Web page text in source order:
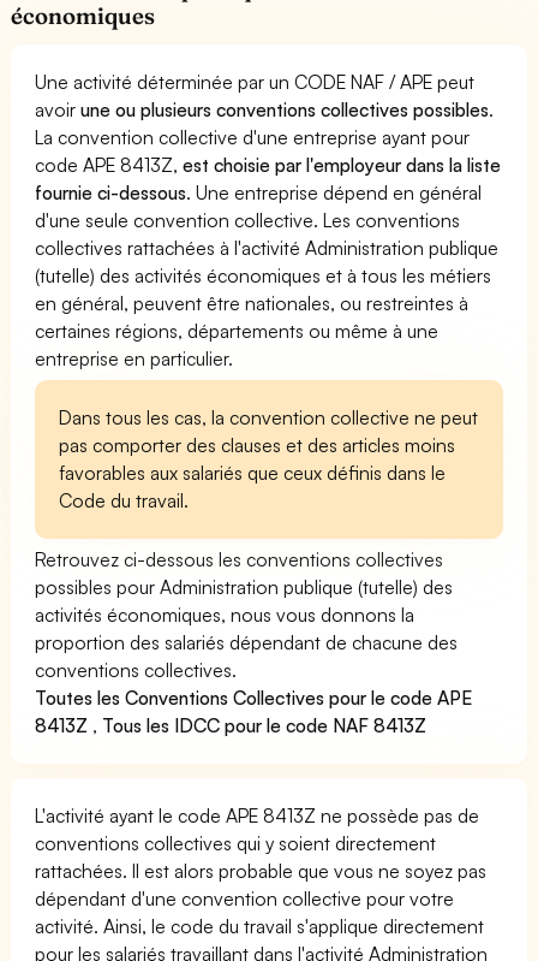
économiques
Une activité déterminée par un CODE NAF / APE peut
avoirune ou plusieurs conventions collectives possibles.
La convention collective d'une entreprise ayant pour
code APE 8413Z,est choisie par l'employeur dans la liste
fournie ci-dessous. Une entreprise dépend en général
d'une seule convention collective. Les conventions
collectives rattachées à l'activité Administration publique
(tutelle) des activités économiques et à tous les métiers
en général, peuvent être nationales, ou restreintes à
certaines régions, départements ou même à une
entreprise en particulier.
Dans tous les cas, la convention collective ne peut
pas comporter des clauses et des articles moins
favorables aux salariés que ceux définis dans le
Code du travail.
Retrouvez ci-dessous les conventions collectives
possibles pour Administration publique (tutelle) des
activités économiques, nous vous donnons la
proportion des salariés dépendant de chacune des
conventions collectives.
Toutes les Conventions Collectives pour le code APE
8413Z , Tous les IDCC pour le code NAF 8413Z
L'activité ayant le code APE 8413Z ne possède pas de
conventions collectives qui y soient directement
rattachées. Il est alors probable que vous ne soyez pas
dépendant d'une convention collective pour votre
activité. Ainsi, le code du travail s'applique directement
pour les salariés travaillant dans l'activité Administration